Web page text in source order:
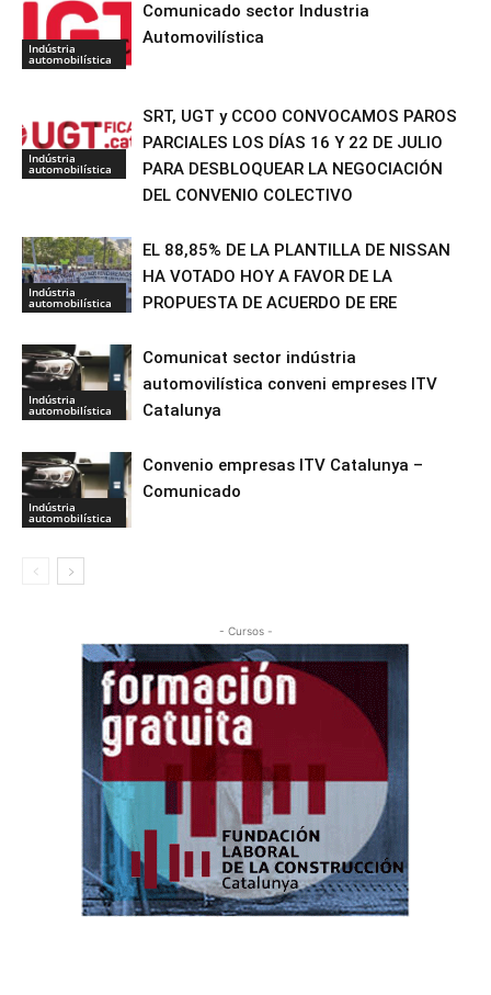
Indústria
automobilística
Comunicado sector Industria
Automovilística
Indústria
automobilística
SRT, UGT y CCOO CONVOCAMOS PAROS
PARCIALES LOS DÍAS 16 Y 22 DE JULIO
PARA DESBLOQUEAR LA NEGOCIACIÓN
DEL CONVENIO COLECTIVO
Indústria
automobilística
EL 88,85% DE LA PLANTILLA DE NISSAN
HA VOTADO HOY A FAVOR DE LA
PROPUESTA DE ACUERDO DE ERE
Indústria
automobilística
Comunicat sector indústria
automovilística conveni empreses ITV
Catalunya
Indústria
automobilística
Convenio empresas ITV Catalunya –
Comunicado
- Cursos -